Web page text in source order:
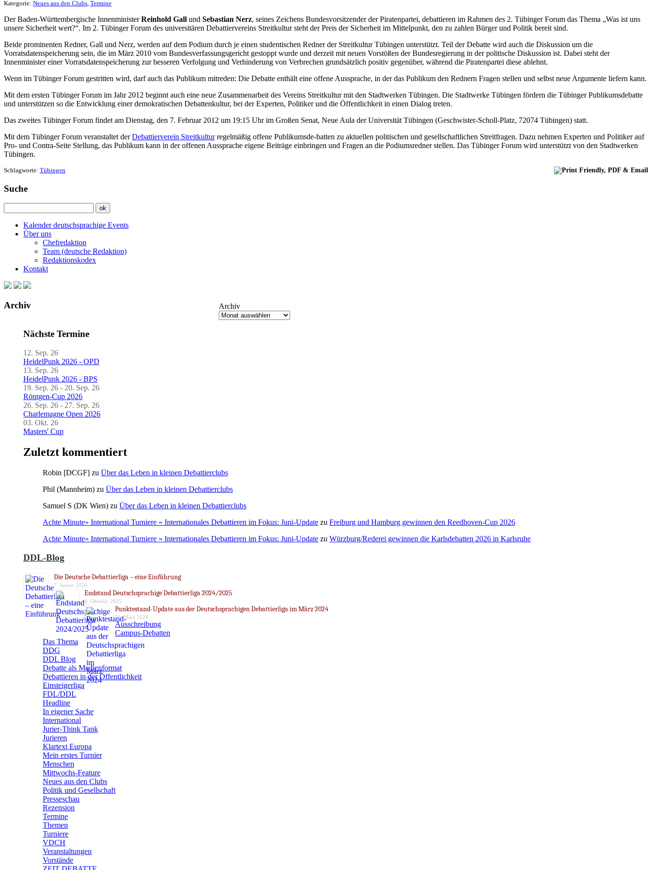
Kategorie: Neues aus den Clubs Termine
Der Baden-Württembergische InnenministerReinhold Gall und Sebastian Nerz, seines Zeichens Bundesvorsitzender der Piratenpartei, debattieren im Rahmen des 2. Tübinger Forum das Thema „Was ist uns
unsere Sicherheit wert?“. Im 2. Tübinger Forum des universitären Debattiervereins Streitkultur steht der Preis der Sicherheit im Mittelpunkt, den zu zahlen Bürger und Politik bereit sind.
Beide prominenten Redner, Gall und Nerz, werden auf dem Podium durch je einen studentischen Redner der Streitkultur Tübingen unterstützt. Teil der Debatte wird auch die Diskussion um die
Vorratsdatenspeicherung sein, die im März 2010 vom Bundesverfassungsgericht gestoppt wurde und derzeit mit neuen Vorstößen der Bundesregierung in der politische Diskussion ist. Dabei steht der
Innenminister einer Vorratsdatenspeicherung zur besseren Verfolgung und Verhinderung von Verbrechen grundsätzlich positiv gegenüber, während die Piratenpartei diese ablehnt.
Wenn im Tübinger Forum gestritten wird, darf auch das Publikum mitreden: Die Debatte enthält eine offene Aussprache, in der das Publikum den Rednern Fragen stellen und selbst neue Argumente liefern kann.
Mit dem ersten Tübinger Forum im Jahr 2012 beginnt auch eine neue Zusammenarbeit des Vereins Streitkultur mit den Stadtwerken Tübingen. Die Stadtwerke Tübingen fördern die Tübinger Publikumsdebatte
und unterstützen so die Entwicklung einer demokratischen Debattenkultur, bei der Experten, Politiker und die Öffentlichkeit in einen Dialog treten.
Das zweites Tübinger Forum findet am Dienstag, den 7. Februar 2012 um 19:15 Uhr im Großen Senat, Neue Aula der Universität Tübingen (Geschwister-Scholl-Platz, 72074 Tübingen) statt.
Mit dem Tübinger Forum veranstaltet derDebattierverein Streitkulturregelmäßig offene Publikumsde-batten zu aktuellen politischen und gesellschaftlichen Streitfragen. Dazu nehmen Experten und Politiker auf
Pro- und Contra-Seite Stellung, das Publikum kann in der offenen Aussprache eigene Beiträge einbringen und Fragen an die Podiumsredner stellen. Das Tübinger Forum wird unterstützt von den Stadtwerken
Tübingen.
Schlagworte: Tübingen
Suche
Kalender deutschsprachige Events
Über uns
Chefredaktion
Team (deutsche Redaktion)
Redaktionskodex
Kontakt
Archiv Archiv
Nächste Termine
12. Sep. 26
HeidelPunk 2026 - OPD
13. Sep. 26
HeidelPunk 2026 - BPS
19. Sep. 26 - 20. Sep. 26
Röntgen-Cup 2026
26. Sep. 26 - 27. Sep. 26
Charlemagne Open 2026
03. Okt. 26
Masters' Cup
Zuletzt kommentiert
Robin [DCGF] zu Über das Leben in kleinen Debattierclubs
Phil (Mannheim) zu Über das Leben in kleinen Debattierclubs
Samuel S (DK Wien) zu Über das Leben in kleinen Debattierclubs
Achte Minute» International Turniere » Internationales Debattieren im Fokus: Juni-Update zu Freiburg und Hamburg gewinnen den Reedhoven-Cup 2026
Achte Minute» International Turniere » Internationales Debattieren im Fokus: Juni-Update zu Würzburg/Rederei gewinnen die Karlsdebatten 2026 in Karlsruhe
DDL-Blog
Die Deutsche Debattierliga – eine Einführung
7. Januar 2026
Endstand Deutschsprachige Debattierliga 2024/2025
8. Oktober 2025
Punktestand-Update aus der Deutschsprachigen Debattierliga im März 2024
20. März 2024
Ausschreibung
Campus-Debatten
Das Thema
DDG
DDL Blog
Debatte als Medienformat
Debattieren in der Öffentlichkeit
Einsteigerliga
FDL/DDL
Headline
In eigener Sache
International
Jurier-Think Tank
Jurieren
Klartext Europa
Mein erstes Turnier
Menschen
Mittwochs-Feature
Neues aus den Clubs
Politik und Gesellschaft
Presseschau
Rezension
Termine
Themen
Turniere
VDCH
Veranstaltungen
Vorstände